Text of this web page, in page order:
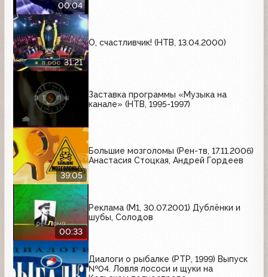
00:04
31:21
О, счастливчик! (НТВ, 13.04.2000)
Заставка программы «Музыка на
канале» (НТВ, 1995-1997)
39:05
Большие мозголомы (Рен-тв, 17.11.2006)
Анастасия Стоцкая, Андрей Гордеев
00:33
Реклама (М1, 30.07.2001) Дублёнки и
шубы, Солодов
Диалоги о рыбалке (РТР, 1999) Выпуск
№04. Ловля лососи и щуки на